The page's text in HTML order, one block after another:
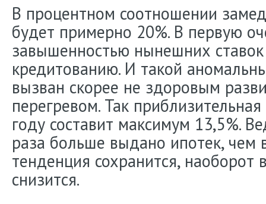
В процентном соотношении
будет примерно 20%. В первую
завышенностью нынешних
кредитованию. И такой
вызван скорее не здоровым
перегревом. Так
году составит максимум 13,5%.
раза больше выдано ипотек, чем
тенденция сохранится, наоборот
снизится.